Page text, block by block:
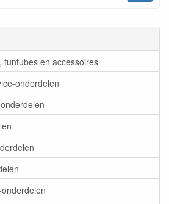
funtubes en accessoires
onderdelen